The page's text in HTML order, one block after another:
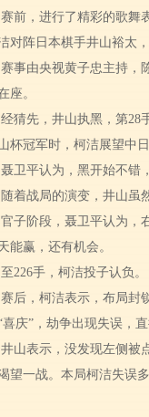
赛前，进行了精彩的歌舞
对阵日本棋手井山裕太
赛事由央视黄子忠主持，
座。
经猜先，井山执黑，第28
杯冠军时，柯洁展望中
聂卫平认为，黑开始不错
随着战局的演变，井山虽
官子阶段，聂卫平认为，
能赢，还有机会。
至226手，柯洁投子认负。
赛后，柯洁表示，布局封
喜庆”，劫争出现失误，
井山表示，没发现左侧被
望一战。本局柯洁失误